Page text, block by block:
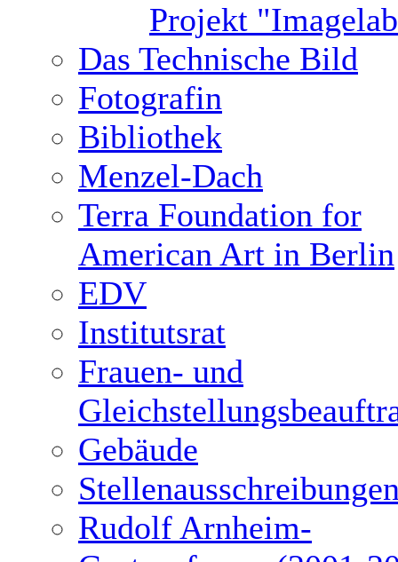
Projekt
Das Technische Bild
Fotografin
Bibliothek
Menzel-Dach
Terra Foundation for
American Art in Berlin
EDV
Institutsrat
Frauen- und
Gebäude
Rudolf Arnheim-